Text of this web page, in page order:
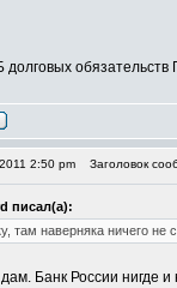
долговых
2:50 pm Заголовок
писал(а):
там наверняка ничего не
Банк России нигде